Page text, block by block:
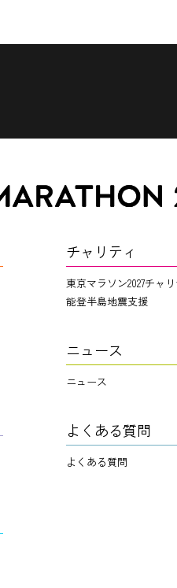
チャリティ
東京マラソン2027チャリ
能登半島地震支援
ニュース
ニュース
よくある質問
よくある質問